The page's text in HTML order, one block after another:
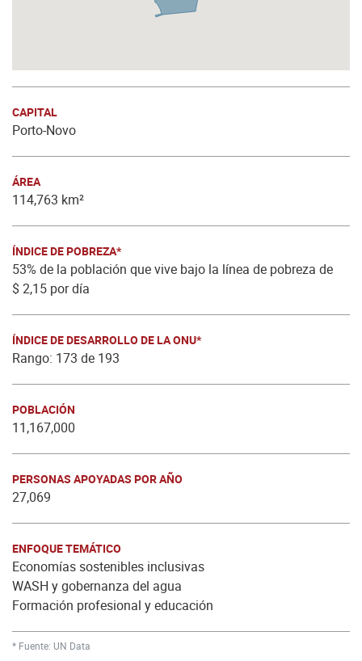
CAPITAL
Porto-Novo
ÁREA
114,763 km²
ÍNDICE DE POBREZA*
53% de la población que vive bajo la línea de pobreza de
$ 2,15 por día
ÍNDICE DE DESARROLLO DE LA ONU*
Rango: 173 de 193
POBLACIÓN
11,167,000
PERSONAS APOYADAS POR AÑO
27,069
ENFOQUE TEMÁTICO
Economías sostenibles inclusivas
WASH y gobernanza del agua
Formación profesional y educación
* Fuente: UN Data